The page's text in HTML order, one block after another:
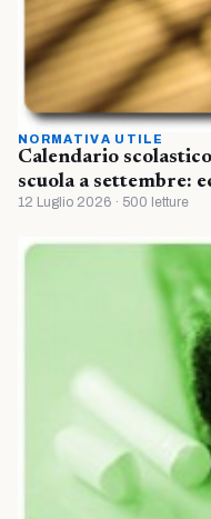
NORMATIVA UTILE
Calendario
scuola a settembre:
12 Luglio 2026 · 500 letture